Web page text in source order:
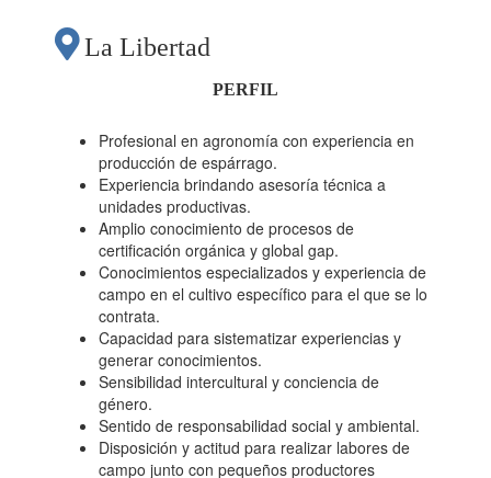
La Libertad
PERFIL
Profesional en agronomía con experiencia en
producción de espárrago.
Experiencia brindando asesoría técnica a
unidades productivas.
Amplio conocimiento de procesos de
certificación orgánica y global gap.
Conocimientos especializados y experiencia de
campo en el cultivo específico para el que se lo
contrata.
Capacidad para sistematizar experiencias y
generar conocimientos.
Sensibilidad intercultural y conciencia de
género.
Sentido de responsabilidad social y ambiental.
Disposición y actitud para realizar labores de
campo junto con pequeños productores